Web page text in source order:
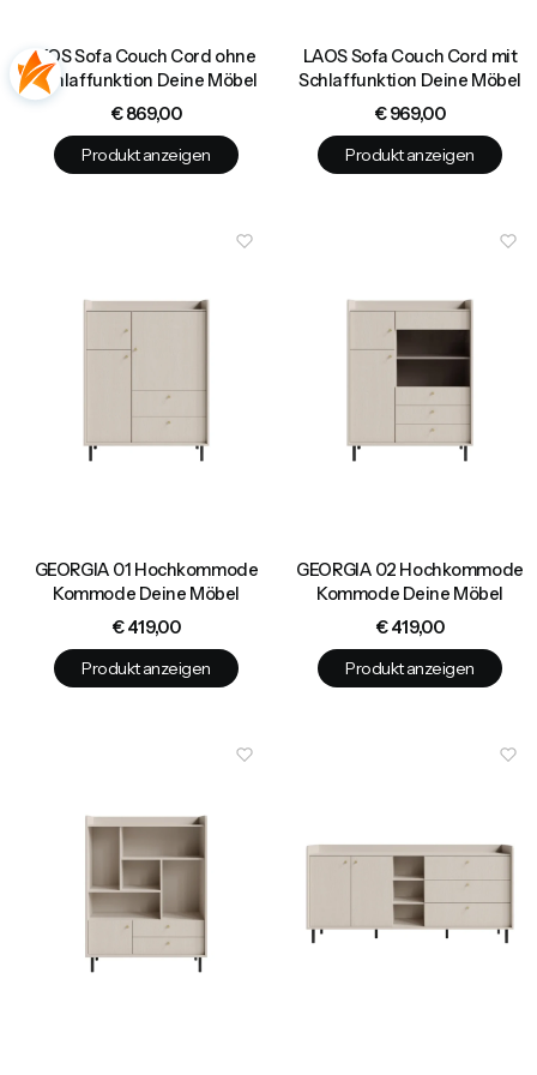
KOS Sofa Couch Cord ohne
Schlaffunktion Deine Möbel
Preis
€ 869,00
Produkt anzeigen
LAOS Sofa Couch Cord mit
Schlaffunktion Deine Möbel
Preis
€ 969,00
Produkt anzeigen
GEORGIA 01 Hochkommode
Kommode Deine Möbel
Preis
€ 419,00
Produkt anzeigen
GEORGIA 02 Hochkommode
Kommode Deine Möbel
Preis
€ 419,00
Produkt anzeigen